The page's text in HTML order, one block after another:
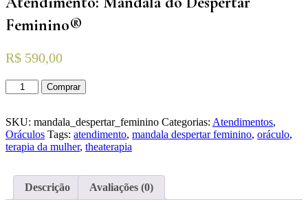
Feminino®
R$ 590,00
Comprar
SKU: mandala_despertar_feminino Categorias: Atendimentos,
Oráculos Tags: atendimento, mandala despertar feminino, oráculo,
terapia da mulher, theaterapia
Descrição Avaliações (0)